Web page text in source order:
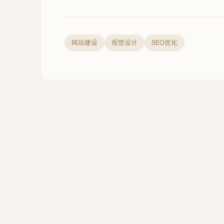
网站建设 视觉设计 SEO优化